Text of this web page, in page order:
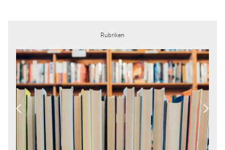
Rubriken